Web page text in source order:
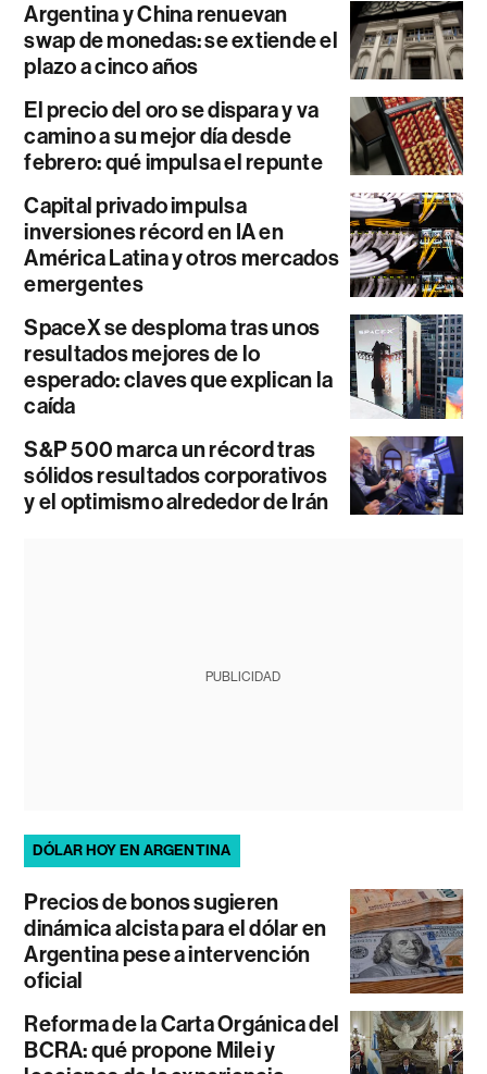
Argentina y China renuevan
swap de monedas: se extiende el
plazo a cinco años
El precio del oro se dispara y va
camino a su mejor día desde
febrero: qué impulsa el repunte
Capital privado impulsa
inversiones récord en IA en
América Latina y otros mercados
emergentes
SpaceX se desploma tras unos
resultados mejores de lo
esperado: claves que explican la
caída
S&P 500 marca un récord tras
sólidos resultados corporativos
y el optimismo alrededor de Irán
PUBLICIDAD
DÓLAR HOY EN ARGENTINA
Precios de bonos sugieren
dinámica alcista para el dólar en
Argentina pese a intervención
oficial
Reforma de la Carta Orgánica del
BCRA: qué propone Milei y